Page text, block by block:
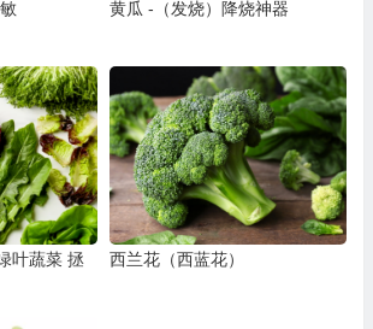
黄瓜 -（发烧）降烧神器
叶蔬菜 拯
西兰花（西蓝花）